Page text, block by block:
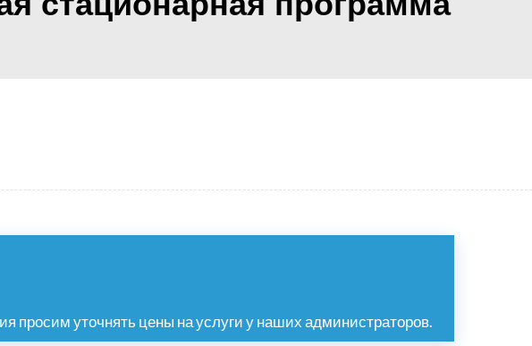
просим уточнять цены на услуги у наших администраторов.